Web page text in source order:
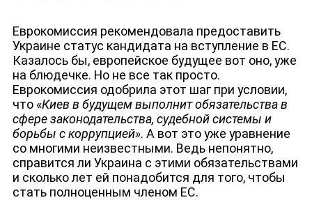
Еврокомиссия рекомендовала предоставить
Украине статус кандидата на вступление в ЕС.
Казалось бы, европейское будущее вот оно, уже
на блюдечке. Но не все так просто.
Еврокомиссия одобрила этот шаг при условии,
что «Киев в будущем выполнит обязательства в
сфере законодательства, судебной системы и
борьбы с коррупцией». А вот это уже уравнение
со многими неизвестными. Ведь непонятно,
справится ли Украина с этими обязательствами
и сколько лет ей понадобится для того, чтобы
стать полноценным членом ЕС.